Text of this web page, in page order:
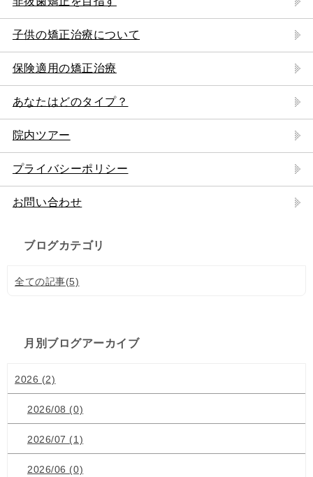
子供の矯正治療について
保険適用の矯正治療
あなたはどのタイプ？
院内ツアー
プライバシーポリシー
お問い合わせ
ブログカテゴリ
全ての記事(5)
月別ブログアーカイブ
2026 (2)
2026/08 (0)
2026/07 (1)
2026/06 (0)